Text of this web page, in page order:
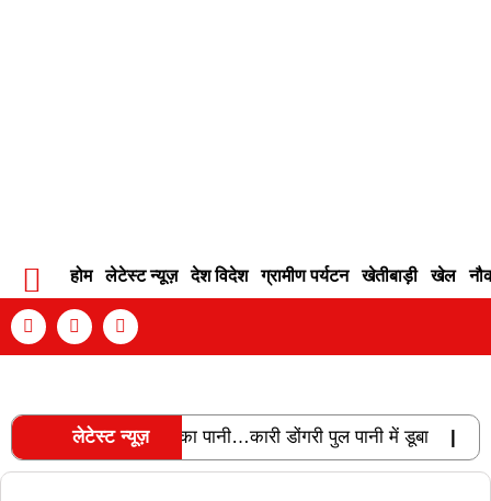
होम लेटेस्ट न्यूज़ देश विदेश ग्रामीण पर्यटन खेतीबाड़ी खेल
लेटेस्ट न्यूज़
वेस्ट बियर से छलका पानी…कारी डोंगरी पुल पानी में डूबा | भारी
RECENT POSTS